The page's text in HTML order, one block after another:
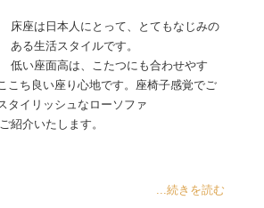
床座は日本人にとって、とてもなじみの
ある生活スタイルです。
低い座面高は、こたつにも合わせやす
こち良い座り心地です。座椅子感覚でご
タイリッシュなローソファ
紹介いたします。
...続きを読む